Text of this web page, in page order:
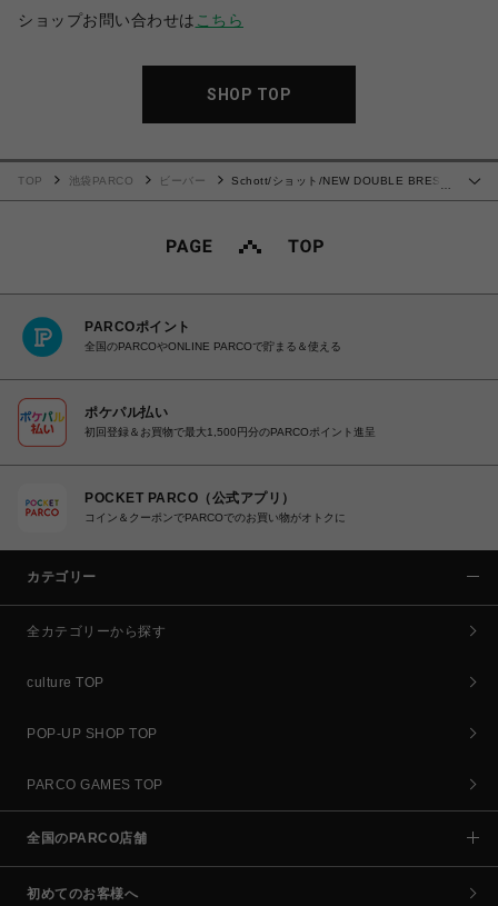
ショップお問い合わせは こちら
SHOP TOP
TOP 池袋PARCO ビーバー
Schott/ショット/NEW DOUBLE BREST
PARCOポイント
全国のPARCOやONLINE PARCOで貯まる＆使える
ポケパル払い
初回登録＆お買物で最大1,500円分のPARCOポイント進呈
POCKET PARCO（公式アプリ）
コイン＆クーポンでPARCOでのお買い物がオトクに
カテゴリー
全カテゴリーから探す
culture TOP
POP-UP SHOP TOP
PARCO GAMES TOP
全国のPARCO店舗
初めてのお客様へ